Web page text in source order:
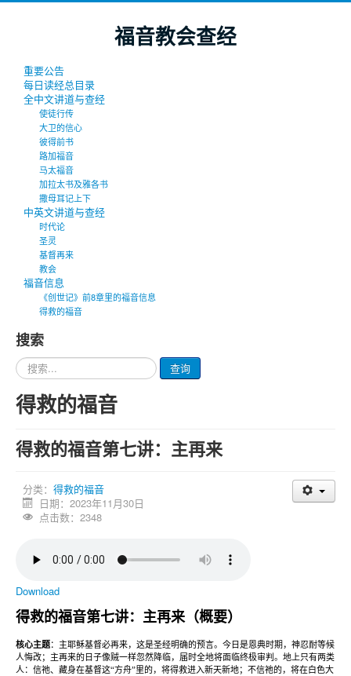
福音教会查经
重要公告
每日读经总目录
全中文讲道与查经
使徒行传
大卫的信心
彼得前书
路加福音
马太福音
加拉太书及雅各书
撒母耳记上下
中英文讲道与查经
时代论
圣灵
基督再来
教会
福音信息
《创世记》前8章里的福音信息
得救的福音
搜索
请
输
入
要
的
内
查询
得救的福音
得救的福音第七讲：主再来
分类： 得救的福音
日期：2023年11月30日
点击数：2348
Download
得救的福音第七讲：主再来（概要）
核心主题：主耶稣基督必再来，这是圣经明确的预言。今日是恩典时期，神忍耐等候
人悔改；主再来的日子像贼一样忽然降临，届时全地将面临终极审判。地上只有两类
人：信祂、藏身在基督这“方舟”里的，将得救进入新天新地；不信祂的，将在白色大